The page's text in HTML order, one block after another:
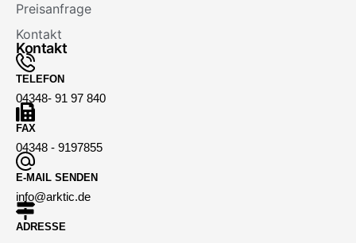
Preisanfrage
Kontakt
Kontakt
TELEFON
04348- 91 97 840
FAX
04348 - 9197855
E-MAIL SENDEN
info@arktic.de
ADRESSE